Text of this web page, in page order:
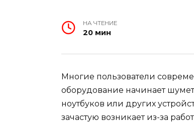
НА ЧТЕНИЕ
20 мин
Многие пользователи
оборудование начинает
ноутбуков или других
зачастую возникает из-за